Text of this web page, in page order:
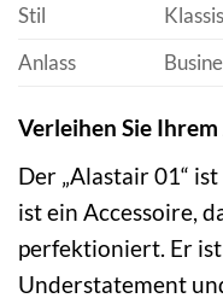
Stil
Anlass
Verleihen Sie
Der „Alastair 01“
ist ein Accessoire,
perfektioniert. Er
Understatement